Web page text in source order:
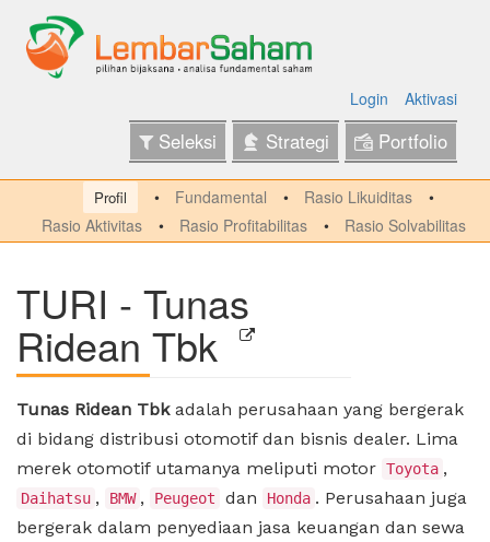
Login Aktivasi
Seleksi Strategi Portfolio
Profil Fundamental
Rasio Likuiditas
Rasio Aktivitas
Rasio Profitabilitas Rasio Solvabilitas
TURI - Tunas
Ridean Tbk
Tunas Ridean Tbkadalah perusahaan yang bergerak
di bidang distribusi otomotif dan bisnis dealer. Lima
merek otomotif utamanya meliputi motor Toyota ,
Daihatsu , BMW , Peugeot dan Honda . Perusahaan juga
bergerak dalam penyediaan jasa keuangan dan sewa